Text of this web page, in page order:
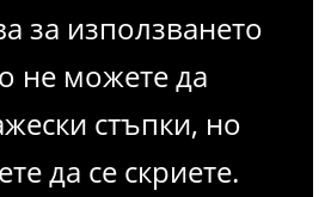
за използването
не можете да
стъпки, но
да се скриете.